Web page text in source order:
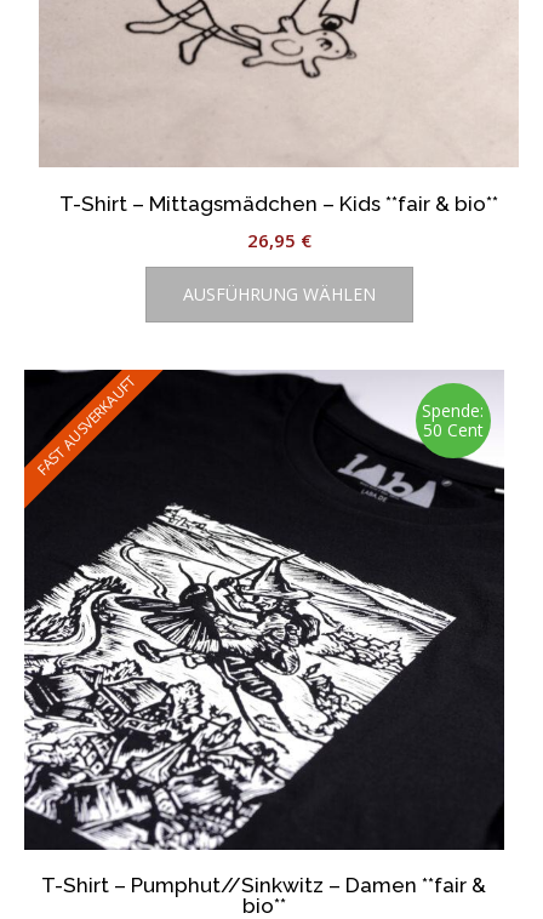
T-Shirt – Mittagsmädchen – Kids **fair & bio**
26,95 €
AUSFÜHRUNG WÄHLEN
Dieses
weist
Varianten
auf.
Die
Optionen
können
gewählt
werden
Spende:
50 Cent
FAST AUSVERKAUFT
T-Shirt – Pumphut//Sinkwitz – Damen **fair &
bio**